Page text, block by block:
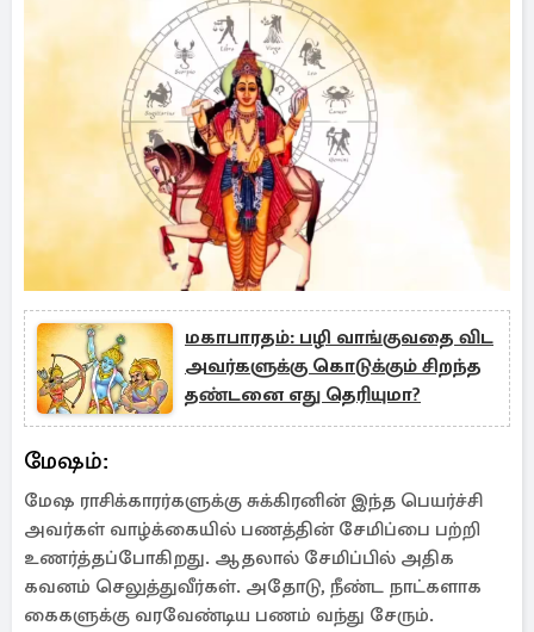
மகாபாரதம்: பழி வாங்குவதை விட
அவர்களுக்கு கொடுக்கும் சிறந்த
தண்டனை எது தெரியுமா?
மேஷம்:
மேஷ ராசிக்காரர்களுக்கு சுக்கிரனின் இந்த பெயர்ச்சி
அவர்கள் வாழ்க்கையில் பணத்தின் சேமிப்பை பற்றி
உணர்த்தப்போகிறது. ஆதலால் சேமிப்பில் அதிக
கவனம் செலுத்துவீர்கள். அதோடு, நீண்ட நாட்களாக
கைகளுக்கு வரவேண்டிய பணம் வந்து சேரும்.